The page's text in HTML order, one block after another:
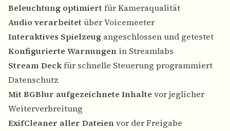
Beleuchtung optimiert für Kameraqualität
Audio verarbeitet über Voicemeeter
Interaktives Spielzeug angeschlossen und getestet
Konfigurierte Warnungen in Streamlabs
Stream Deckfür schnelle Steuerung programmiert
Datenschutz
Mit BGBlur aufgezeichnete Inhalte vor jeglicher
Weiterverbreitung
ExifCleaner aller Dateienvor der Freigabe